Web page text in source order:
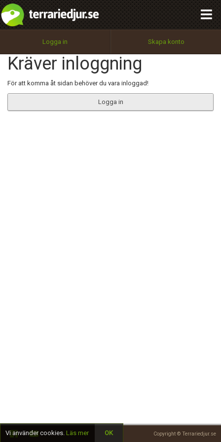
Logga in Skapa konto
Kräver inloggning
För att komma åt sidan behöver du vara inloggad!
Logga in
Copyright © Terrariedjur.se
Utför
100%
OK
integritetspolicy
Namn:
Epost:
Begär nytt lösenord
Tillbaka till förstasidan
Vi använder cookies. Läs mer OK